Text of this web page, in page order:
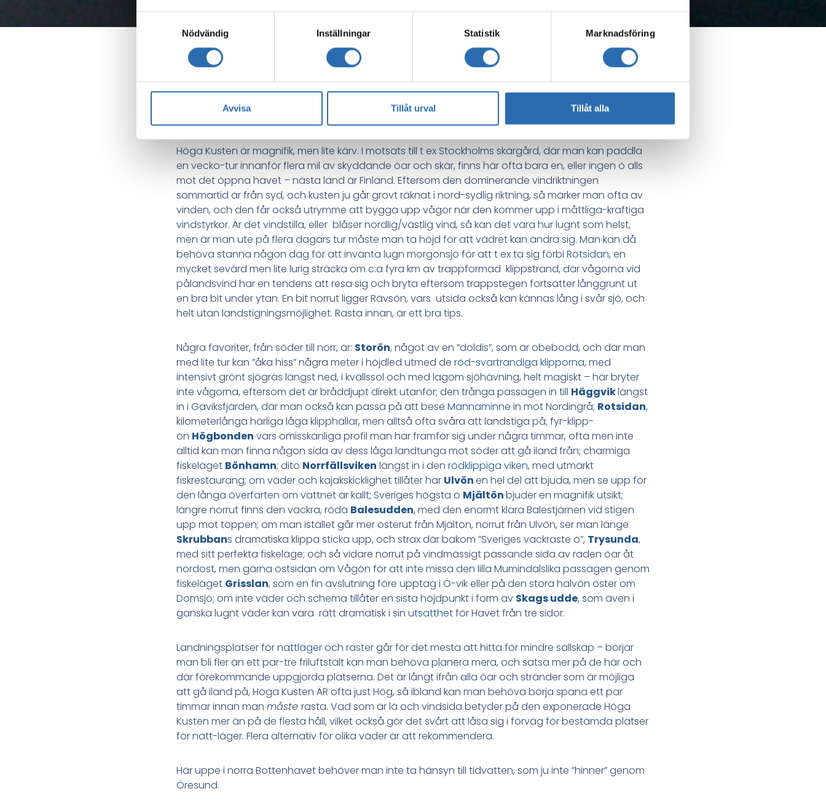
Nödvändig
Inställningar Statistik Marknadsföring
Avvisa Tillåt urval Tillåt alla
Bra att veta om Höga Kusten
Höga Kusten är magnifik, men lite kärv. I motsats till t ex Stockholms skärgård, där man kan paddla
en vecko-tur innanför flera mil av skyddande öar och skär, finns här ofta bara en, eller ingen ö alls
mot det öppna havet – nästa land är Finland. Eftersom den dominerande vindriktningen
sommartid är från syd, och kusten ju går grovt räknat i nord-sydlig riktning, så märker man ofta av
vinden, och den får också utrymme att bygga upp vågor när den kommer upp i måttliga-kraftiga
vindstyrkor. Är det vindstilla, eller blåser nordlig/västlig vind, så kan det vara hur lugnt som helst,
men är man ute på flera dagars tur måste man ta höjd för att vädret kan ändra sig. Man kan då
behöva stanna någon dag för att invänta lugn morgonsjö för att t ex ta sig förbi Rotsidan, en
mycket sevärd men lite lurig sträcka om c:a fyra km av trappformad klippstrand, där vågorna vid
pålandsvind har en tendens att resa sig och bryta eftersom trappstegen fortsätter långgrunt ut
en bra bit under ytan. En bit norrut ligger Rävsön, vars utsida också kan kännas lång i svår sjö, och
helt utan landstigningsmöjlighet. Rasta innan, är ett bra tips.
Några favoriter, från söder till norr, är: Storön, något av en ”doldis”, som är obebodd, och där man
med lite tur kan ”åka hiss” några meter i höjdled utmed de röd-svartrandiga klipporna, med
intensivt grönt sjögräs längst ned, i kvällssol och med lagom sjöhävning, helt magiskt – här bryter
inte vågorna, eftersom det är bråddjupt direkt utanför; den trånga passagen in till Häggviklängst
in i Gaviksfjärden, där man också kan passa på att bese Mannaminne in mot Nordingrå; Rotsidan,
kilometerlånga härliga låga klipphällar, men alltså ofta svåra att landstiga på; fyr-klipp-
ön Högbonden vars omisskänliga profil man har framför sig under några timmar, ofta men inte
alltid kan man finna någon sida av dess låga landtunga mot söder att gå iland från; charmiga
fiskeläget Bönhamn; dito Norrfällsviken längst in i den rödklippiga viken, med utmärkt
fiskrestaurang; om väder och kajakskicklighet tillåter har Ulvönen hel del att bjuda, men se upp för
den långa överfarten om vattnet är kallt; Sveriges högsta ö Mjältönbjuder en magnifik utsikt;
längre norrut finns den vackra, röda Balesudden, med den enormt klara Balestjärnen vid stigen
upp mot toppen; om man istället går mer österut från Mjältön, norrut från Ulvön, ser man länge
Skrubbans dramatiska klippa sticka upp, och strax där bakom ”Sveriges vackraste ö”, Trysunda,
med sitt perfekta fiskeläge; och så vidare norrut på vindmässigt passande sida av raden öar åt
nordost, men gärna östsidan om Vågön för att inte missa den lilla Mumindalslika passagen genom
fiskeläget Grisslan, som en fin avslutning före upptag i Ö-vik eller på den stora halvön öster om
Domsjö; om inte väder och schema tillåter en sista höjdpunkt i form av Skags udde, som även i
ganska lugnt väder kan vara rätt dramatisk i sin utsatthetför Havet från tre sidor.
Landningsplatser förnattlägeroch rastergår för det mesta att hitta för mindre sällskap – börjar
man bli fler än ett par-tre friluftstält kan man behöva planera mera, och satsa mer på de här och
där förekommande uppgjorda platserna. Det är långt ifrån alla öar och stränder som är möjliga
att gå iland på, Höga Kusten ÄR ofta just Hög, så ibland kan man behöva börja spana ett par
timmar innan man måste rasta. Vad som är lä och vindsida betyder på den exponerade Höga
Kusten mer än på de flesta håll, vilket också gör det svårt att låsa sig i förväg för bestämda platser
för natt-läger. Flera alternativ för olika väder är att rekommendera.
Här uppe i norra Bottenhavet behöver man inte ta hänsyn till tidvatten, som ju inte ”hinner” genom
Öresund.